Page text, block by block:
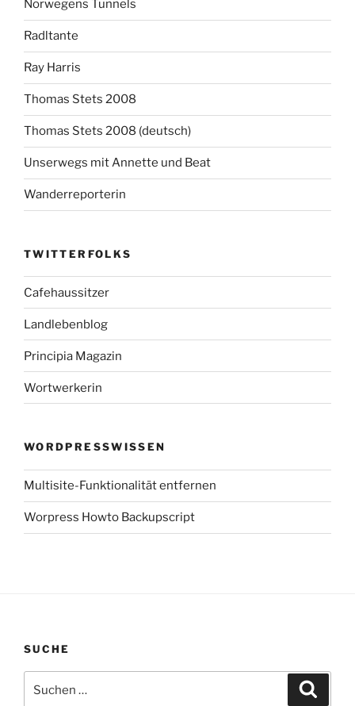
Norwegens Tunnels
Radltante
Ray Harris
Thomas Stets 2008
Thomas Stets 2008 (deutsch)
Unserwegs mit Annette und Beat
Wanderreporterin
TWITTERFOLKS
Cafehaussitzer
Landlebenblog
Principia Magazin
Wortwerkerin
WORDPRESSWISSEN
Multisite-Funktionalität entfernen
Worpress Howto Backupscript
SUCHE
nach: